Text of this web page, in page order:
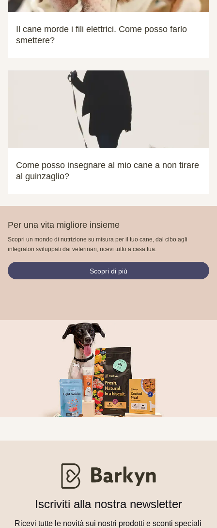
Il cane morde i fili elettrici. Come posso farlo
smettere?
Come posso insegnare al mio cane a non tirare
al guinzaglio?
Per una vita migliore insieme
Scopri un mondo di nutrizione su misura per il tuo cane, dal cibo agli
integratori sviluppati dai veterinari, ricevi tutto a casa tua.
Scopri di più
Iscriviti alla nostra newsletter
Ricevi tutte le novità sui nostri prodotti e sconti speciali